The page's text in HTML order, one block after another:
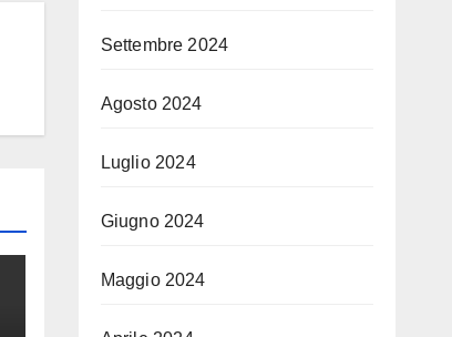
Settembre 2024
Agosto 2024
Luglio 2024
Giugno 2024
Maggio 2024